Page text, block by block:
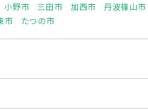
小野市 三田市 加西市 丹波篠山市
市 たつの市